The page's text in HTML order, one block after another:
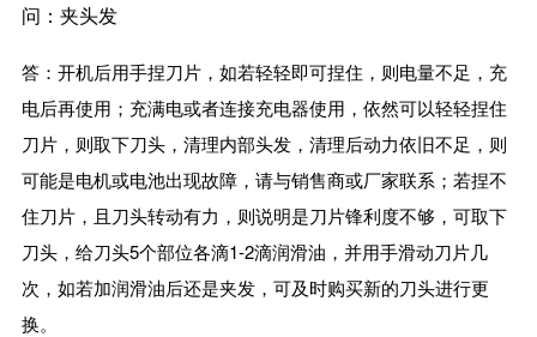
问：夹头发
答：开机后用手捏刀片，如若轻轻即可捏住，则电量不足，充
电后再使用；充满电或者连接充电器使用，依然可以轻轻捏住
刀片，则取下刀头，清理内部头发，清理后动力依旧不足，则
可能是电机或电池出现故障，请与销售商或厂家联系；若捏不
住刀片，且刀头转动有力，则说明是刀片锋利度不够，可取下
刀头，给刀头5个部位各滴1-2滴润滑油，并用手滑动刀片几
次，如若加润滑油后还是夹发，可及时购买新的刀头进行更
换。